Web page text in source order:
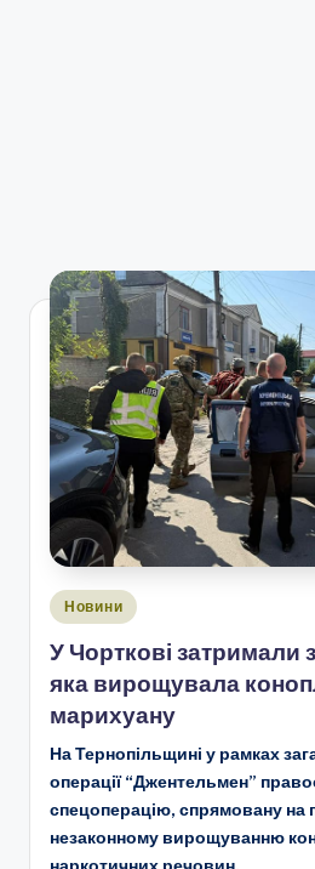
Опубліковано
Новини
У Чорткові затримали
яка вирощувала
марихуану
На Тернопільщині у рамках
операції “Джентельмен”
спецоперацію, спрямовану на
незаконному вирощуванню